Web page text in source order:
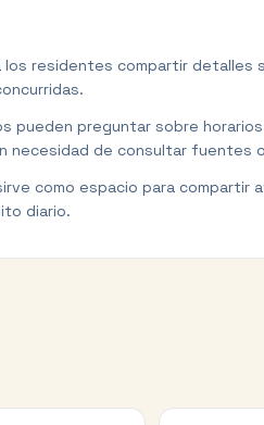
residentes compartir detalles
pueden preguntar sobre
necesidad de consultar fuentes
como espacio para
diario.